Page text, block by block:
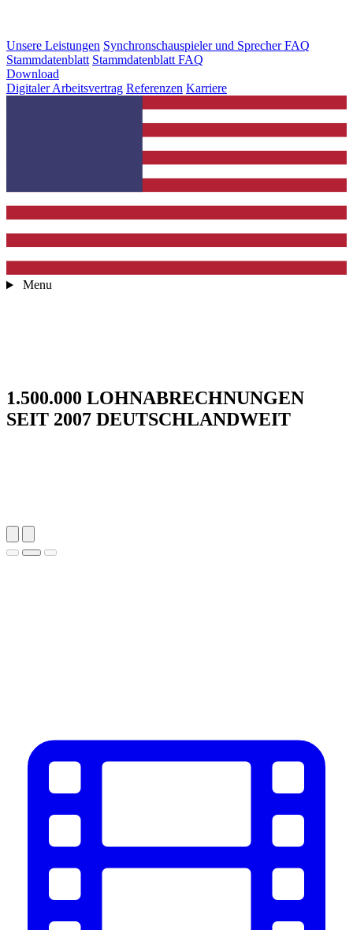
Unsere Leistungen Synchronschauspieler und Sprecher FAQ
Stammdatenblatt Stammdatenblatt FAQ
Download
Digitaler Arbeitsvertrag Referenzen Karriere
Menu
1.500.000 LOHNABRECHNUNGEN
SEIT 2007 DEUTSCHLANDWEIT